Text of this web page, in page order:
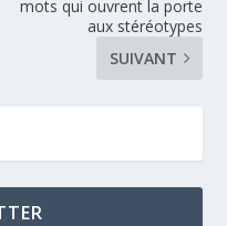
mots qui ouvrent la porte
aux stéréotypes
SUIVANT